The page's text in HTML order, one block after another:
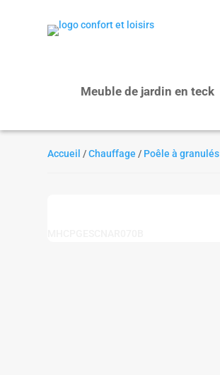
Meuble de jardin en teck
Accueil /Chauffage / Poêle à granulés